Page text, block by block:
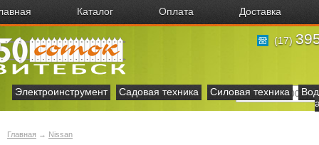
Каталог Оплата Доставка
(17)
Электроинструмент Садовая техника Силовая техника
Главная → Nissan